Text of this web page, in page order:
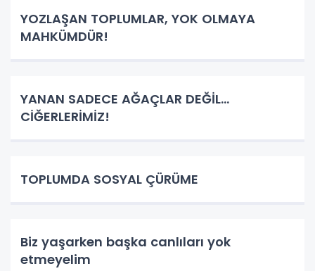
YOZLAŞAN TOPLUMLAR, YOK OLMAYA
MAHKÜMDÜR!
YANAN SADECE AĞAÇLAR DEĞİL…
CİĞERLERİMİZ!
TOPLUMDA SOSYAL ÇÜRÜME
Biz yaşarken başka canlıları yok
etmeyelim